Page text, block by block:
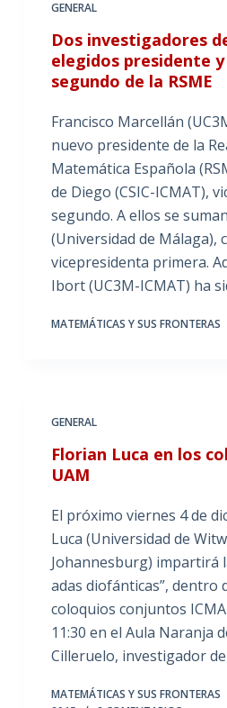
GENERAL
Dos investigadores
elegidos presidente
segundo de la RSME
Francisco Marcellán
nuevo presidente de la
Matemática Española
de Diego (CSIC-ICMAT),
segundo. A ellos se
(Universidad de Málaga),
vicepresidenta primera.
Ibort (UC3M-ICMAT) ha
MATEMÁTICAS Y SUS FRONTERAS
GENERAL
Florian Luca en los
UAM
El próximo viernes 4 de
Luca (Universidad de
Johannesburg) impartirá
adas diofánticas”, dentro
coloquios conjuntos
11:30 en el Aula Naranja
Cilleruelo, investigador
MATEMÁTICAS Y SUS FRONTERAS